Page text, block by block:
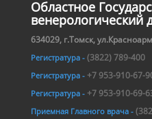
Областное
венерологический
634029, г.Томск,
Регистратура - (3822) 789-400
Регистратура - +7 953-910-67-
Регистратура - +7 953-910-69-
Приемная Главного врача -